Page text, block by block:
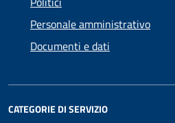
Personale amministrativo
Documenti e dati
CATEGORIE DI SERVIZIO